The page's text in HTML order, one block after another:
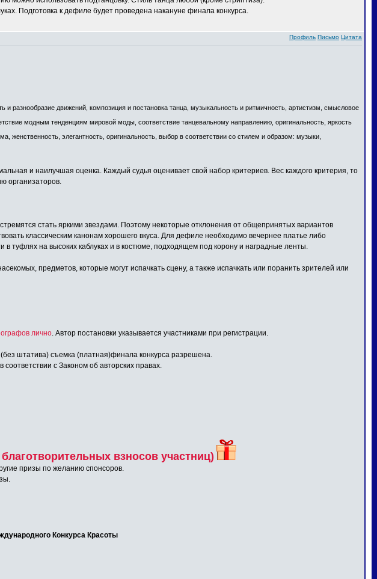
Подготовка к дефиле будет проведена накануне финала конкурса.
Профиль Письмо Цитата
и разнообразие движений, композиция и постановка танца, музыкальность и ритмичность, артистизм, смысловое
модным тенденциям мировой моды, соответствие танцевальному направлению, оригинальность, яркость
женственность, элегантность, оригинальность, выбор в соответствии со стилем и образом: музыки,
и наилучшая оценка. Каждый судья оценивает свой набор критериев. Вес каждого критерия, то
организаторов.
стать яркими звездами. Поэтому некоторые отклонения от общепринятых вариантов
классическим канонам хорошего вкуса. Для дефиле необходимо вечернее платье либо
туфлях на высоких каблуках и в костюме, подходящем под корону и наградные ленты.
предметов, которые могут испачкать сцену, а также испачкать или поранить зрителей или
лично. Автор постановки указывается участниками при регистрации.
штатива) съемка (платная)финала конкурса разрешена.
с Законом об авторских правах.
взносов участниц)
призы по желанию спонсоров.
Конкурса Красоты